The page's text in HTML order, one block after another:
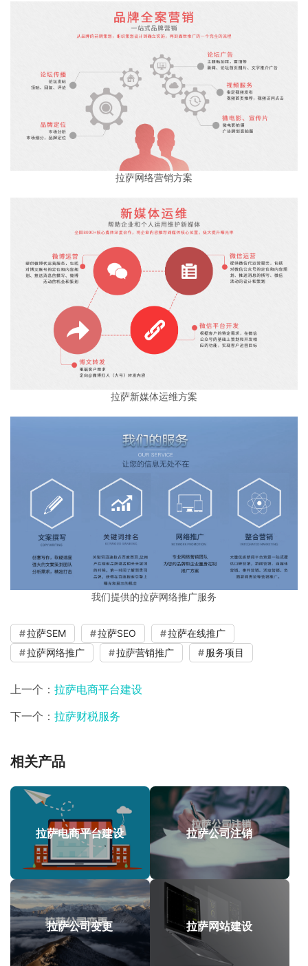
拉萨网络营销方案
拉萨新媒体运维方案
我们提供的拉萨网络推广服务
拉萨SEM 拉萨SEO
拉萨在线推广
拉萨网络推广
拉萨营销推广 服务项目
上一个： 拉萨电商平台建设
下一个： 拉萨财税服务
相关产品
拉萨电商平台建设 拉萨公司注销
拉萨公司变更 拉萨网站建设